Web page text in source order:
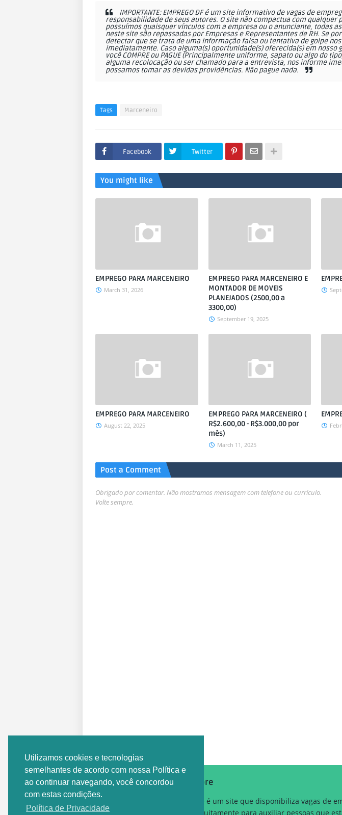
Utilizamos cookies e tecnologias
semelhantes de acordo com nossa Política e
ao continuar navegando, você concordou
com estas condições.
Política de Privacidade
IMPORTANTE: EMPREGO DF é um site informativo de vagas de
responsabilidade de seus autores. O site não compactua com qualquer
possuímos quaisquer vínculos com a empresa ou o anunciante, todas
neste site são repassadas por Empresas e Representantes de RH. Se
detectar que se trata de uma informação falsa ou tentativa de golpe
imediatamente. Caso alguma(s) oportunidade(s) oferecida(s) em nosso
você COMPRE ou PAGUE (Principalmente uniforme, sapato ou algo do
alguma recolocação ou ser chamado para a entrevista, nos informe
possamos tomar as devidas providências. Não pague nada.
Tags Marceneiro
Facebook Twitter
You might like
EMPREGO PARA MARCENEIRO
March 31, 2026
EMPREGO PARA MARCENEIRO E
MONTADOR DE MOVEIS
PLANEJADOS (2500,00 a
3300,00)
September 19, 2025
EMPREGO PARA MARCENEIRO
August 22, 2025
EMPREGO PARA MARCENEIRO (
R$2.600,00 - R$3.000,00 por
mês)
March 11, 2025
Post a Comment
Obrigado por comentar. Não mostramos mensagem com telefone ou currículo.
Volte sempre.
Sobre
Este é um site que disponibiliza vagas de
gratuitamente para auxiliar pessoas que